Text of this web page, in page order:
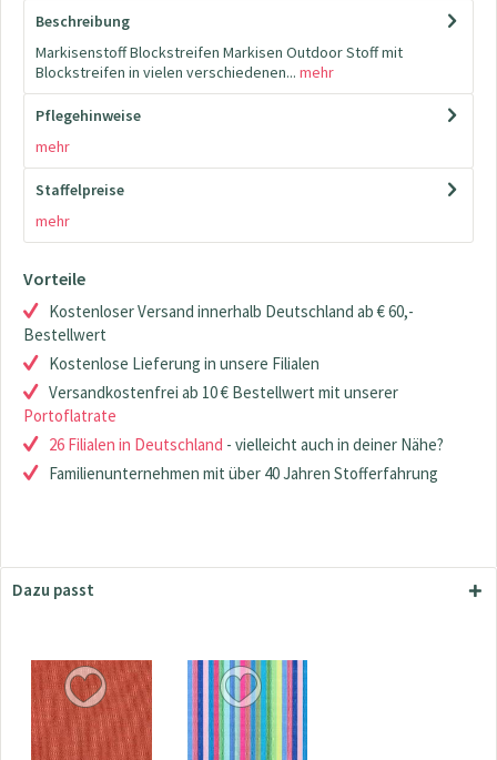
Beschreibung
Markisenstoff Blockstreifen Markisen Outdoor Stoff mit
Blockstreifen in vielen verschiedenen... mehr
Pflegehinweise
mehr
Staffelpreise
mehr
Vorteile
Kostenloser Versand innerhalb Deutschland ab € 60,-
Bestellwert
Kostenlose Lieferung in unsere Filialen
Versandkostenfrei ab 10 € Bestellwert mit unserer
Portoflatrate
26 Filialen in Deutschland - vielleicht auch in deiner Nähe?
Familienunternehmen mit über 40 Jahren Stofferfahrung
Dazu passt